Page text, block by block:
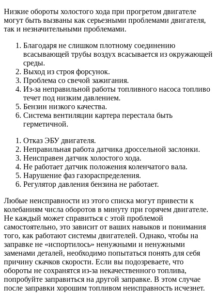
Низкие обороты холостого хода при прогретом двигателе
могут быть вызваны как серьезными проблемами двигателя,
так и незначительными проблемами.
Благодаря не слишком плотному соединению
всасывающей трубы воздух всасывается из окружающей
среды.
Выход из строя форсунок.
Проблема со свечой зажигания.
Из-за неправильной работы топливного насоса топливо
течет под низким давлением.
Бензин низкого качества.
Система вентиляции картера перестала быть
герметичной.
Отказ ЭБУ двигателя.
Неправильная работа датчика дроссельной заслонки.
Неисправен датчик холостого хода.
Не работает датчик положения коленчатого вала.
Нарушение фаз газораспределения.
Регулятор давления бензина не работает.
Любые неисправности из этого списка могут привести к
колебаниям числа оборотов в минуту при горячем двигателе.
Не каждый может справиться с этой проблемой
самостоятельно, это зависит от ваших навыков и понимания
того, как работают системы двигателей. Однако, чтобы на
заправке не «испортилось» ненужными и ненужными
заменами деталей, необходимо попытаться понять для себя
причину скачков скорости. Если вы подозреваете, что
обороты не сохранятся из-за некачественного топлива,
попробуйте заправиться на другой заправке. В этом случае
после заправки хорошим топливом неисправность исчезнет.